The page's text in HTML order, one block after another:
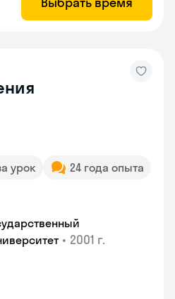
урок
24 года опыта
• 2001 г.